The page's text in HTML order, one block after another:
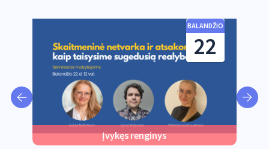
Įvykęs renginys
BALANDŽIO
22